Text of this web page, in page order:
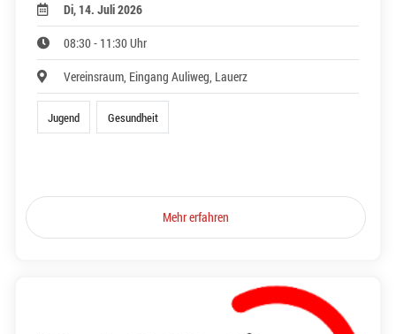
Di, 14. Juli 2026
08:30 - 11:30 Uhr
Vereinsraum, Eingang Auliweg, Lauerz
Jugend Gesundheit
Mehr erfahren